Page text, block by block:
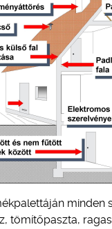
minden
tömítőpaszta,